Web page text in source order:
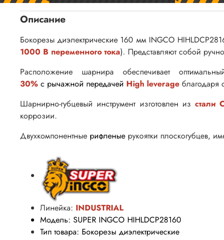
Описание
Бокорезы диэлектрические 160 мм INGCO
1000 В переменного тока). Представляют собой
Расположение шарнира обеспечивает
30% с рычажной передачей High leverage
Шарнирно-губцевый инструмент изготовлен из стали
коррозии.
Двухкомпонентные рифленые рукоятки плоскогубцев,
Линейка: INDUSTRIAL
Модель: SUPER INGCO HIHLDCP28160
Тип товара: Бокорезы диэлектрические